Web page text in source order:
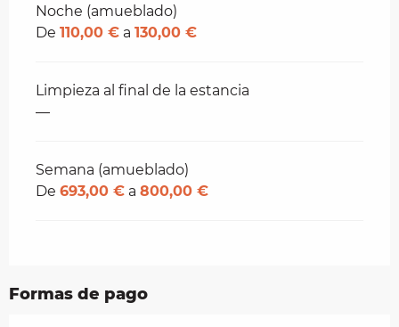
Tarifas 2026
Noche (amueblado)
De 110,00 € a 130,00 €
Limpieza al final de la estancia
—
Semana (amueblado)
De 693,00 € a 800,00 €
Formas de pago